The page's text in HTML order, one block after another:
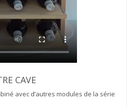
CAVE
avec d’autres modules de la série